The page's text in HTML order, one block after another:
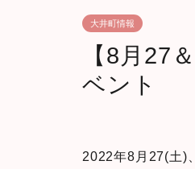
大井町情報
【8月27
ベント
2022年8月27(土)